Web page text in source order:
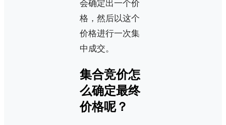
会确定出一个价
格，然后以这个
价格进行一次集
中成交。
集合竞价怎
么确定最终
价格呢？